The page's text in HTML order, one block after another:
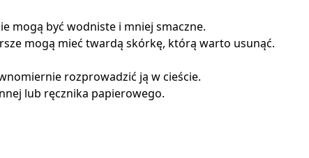
mogą być wodniste i mniej smaczne.
mogą mieć twardą skórkę, którą warto usunąć.
rozprowadzić ją w cieście.
lub ręcznika papierowego.